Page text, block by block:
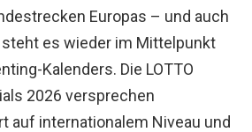
Europas – und auch
es wieder im Mittelpunkt
Kalenders. Die LOTTO
2026 versprechen
auf internationalem Niveau und